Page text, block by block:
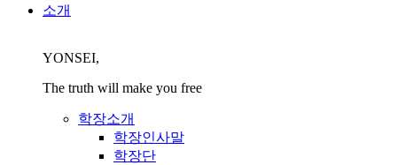
소개
YONSEI,
The truth will make you free
학장소개
학장인사말
학장단